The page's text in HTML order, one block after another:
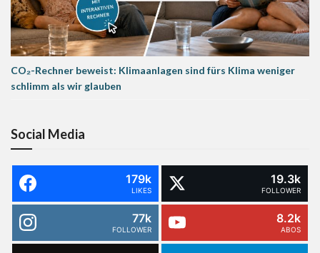
CO₂-Rechner beweist: Klimaanlagen sind fürs Klima weniger
schlimm als wir glauben
Social Media
179k
LIKES
19.3k
FOLLOWER
77k
FOLLOWER
8.2k
ABOS